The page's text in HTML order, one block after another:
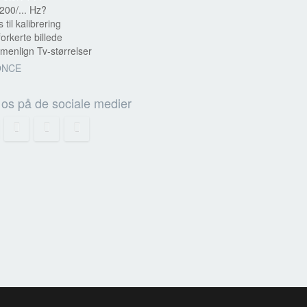
... Hz?
til kalibrering
billede
Tv-størrelser
på de sociale medier